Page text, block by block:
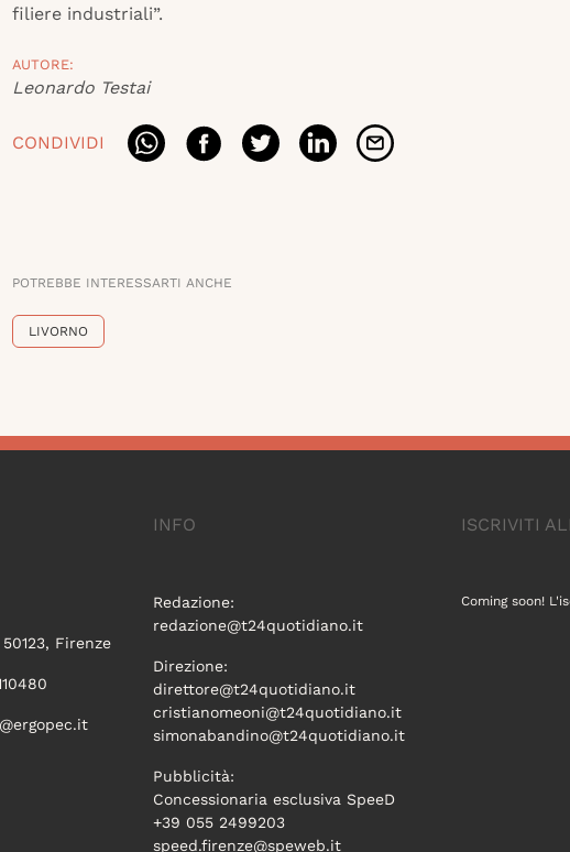
filiere industriali”.
AUTORE:
Leonardo Testai
CONDIVIDI
POTREBBE INTERESSARTI ANCHE
LIVORNO
Firenze
INFO
Redazione:
redazione@t24quotidiano.it
Direzione:
direttore@t24quotidiano.it
cristianomeoni@t24quotidiano.it
simonabandino@t24quotidiano.it
Pubblicità:
Concessionaria esclusiva SpeeD
+39 055 2499203
speed.firenze@speweb.it
ISCRIVITI
Coming soon!